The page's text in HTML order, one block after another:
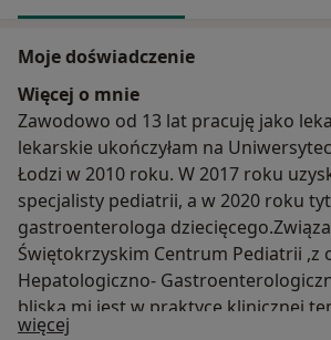
Moje doświadczenie
Więcej o mnie
Zawodowo od 13 lat pracuję jako
lekarskie ukończyłam na
Łodzi w 2010 roku. W 2017 roku
specjalisty pediatrii, a w 2020 roku
gastroenterologa
Świętokrzyskim Centrum Pediatrii ,z
Hepatologiczno-
bliska mi jest w praktyce klinicznej tematatyka
schorzeń przewodu pokarmowego,
więcej